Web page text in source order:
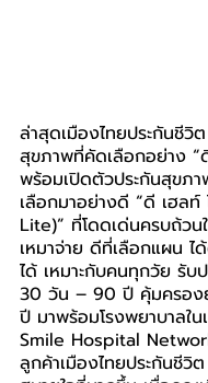
ล่าสุดเมืองไทยประกันชีวิ
สุขภาพที่คัดเลือกอย่าง
พร้อมเปิดตัวประกันสุขภ
เลือกมาอย่างดี “ดี เฮล
Lite)” ที่โดดเด่นครบถ้ว
เหมาจ่าย ดีที่เลือกแผน ไ
ได้ เหมาะกับคนทุกวัย รับ
30 วัน – 90 ปี คุ้มครอง
ปี มาพร้อมโรงพยาบาลใน
Smile Hospital
ลูกค้าเมืองไทยประกันชีวิ